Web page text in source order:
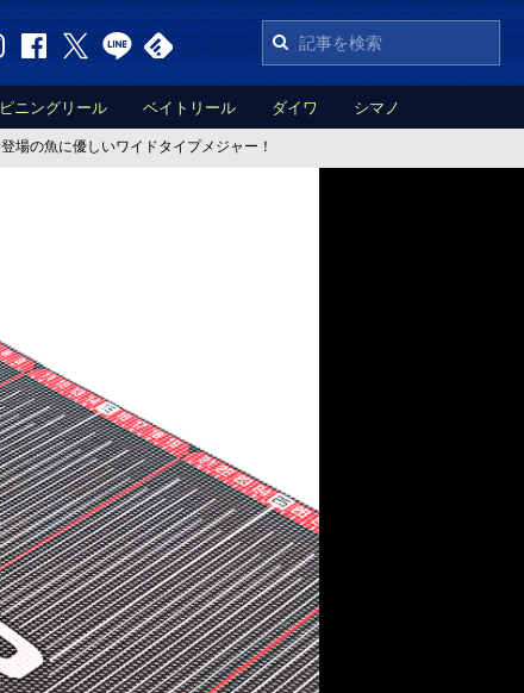
ニングリール ベイトリール ダイワ シマノ
場の魚に優しいワイドタイプメジャー！